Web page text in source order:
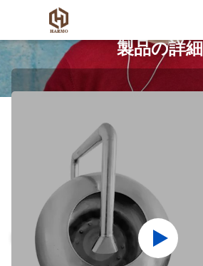
製品の詳細